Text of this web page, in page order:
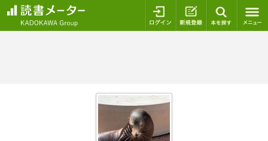
ログイン 新規登録